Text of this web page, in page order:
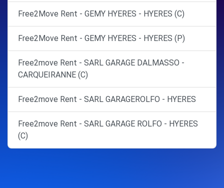
Free2Move Rent - GEMY HYERES - HYERES (C)
Free2Move Rent - GEMY HYERES - HYERES (P)
Free2move Rent - SARL GARAGE DALMASSO -
CARQUEIRANNE (C)
Free2move Rent - SARL GARAGEROLFO - HYERES
Free2move Rent - SARL GARAGE ROLFO - HYERES
(C)